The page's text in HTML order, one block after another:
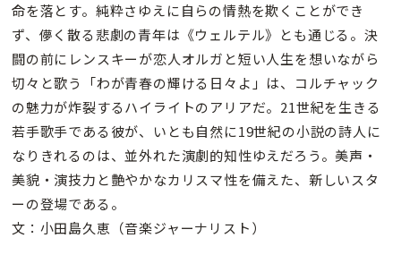
命を落とす。純粋さゆえに自らの情熱を欺くことができ
ず、儚く散る悲劇の青年は《ウェルテル》とも通じる。決
闘の前にレンスキーが恋人オルガと短い人生を想いながら
切々と歌う「わが青春の輝ける日々よ」は、コルチャック
の魅力が炸裂するハイライトのアリアだ。21世紀を生きる
若手歌手である彼が、いとも自然に19世紀の小説の詩人に
なりきれるのは、並外れた演劇的知性ゆえだろう。美声・
美貌・演技力と艶やかなカリスマ性を備えた、新しいスタ
ーの登場である。
文：小田島久恵（音楽ジャーナリスト）